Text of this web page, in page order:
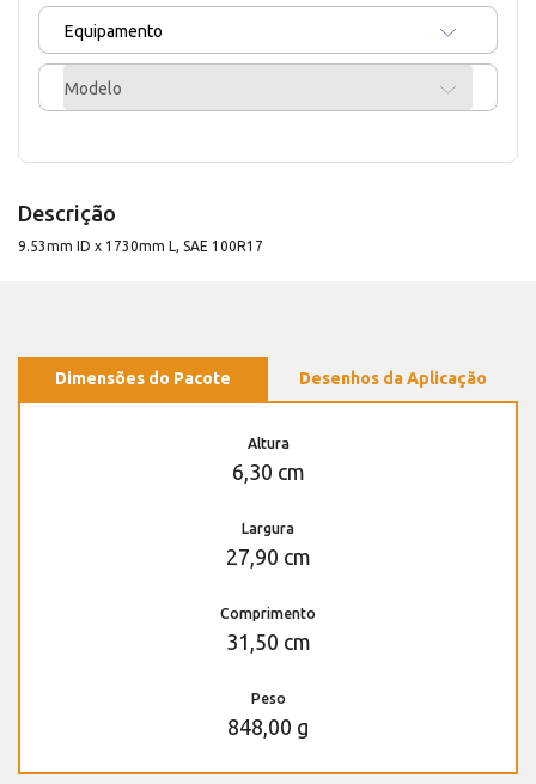
Equipamento
Modelo
Descrição
9.53mm ID x 1730mm L, SAE 100R17
Dimensões do Pacote Desenhos da Aplicação
Altura
6,30 cm
Largura
27,90 cm
Comprimento
31,50 cm
Peso
848,00 g